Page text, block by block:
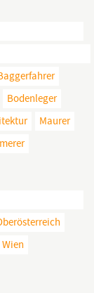
Bodenleger
Maurer
Wien